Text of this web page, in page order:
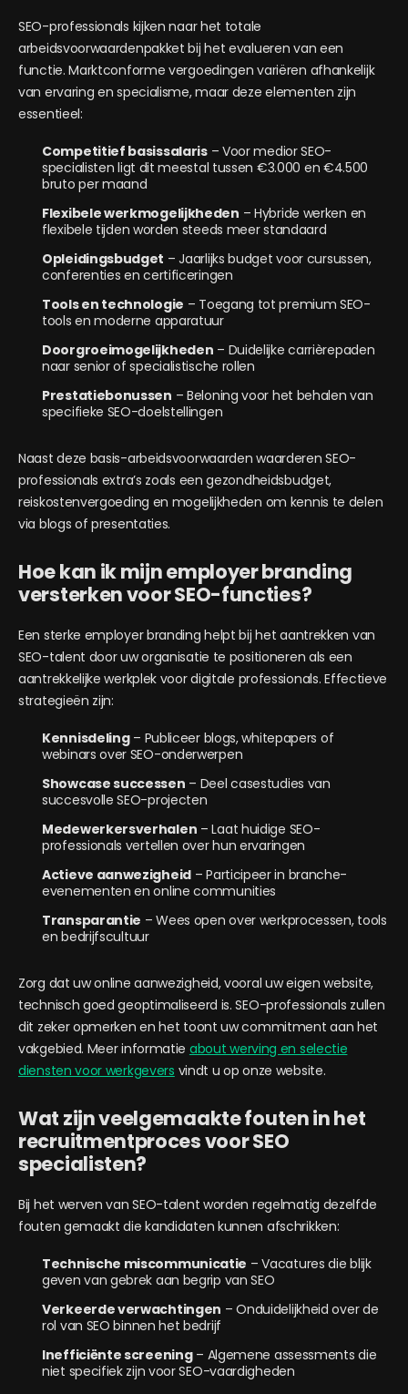
SEO-professionals kijken naar het totale
arbeidsvoorwaardenpakket bij het evalueren van een
functie. Marktconforme vergoedingen variëren afhankelijk
van ervaring en specialisme, maar deze elementen zijn
essentieel:
Competitief basissalaris– Voor medior SEO-
specialisten ligt dit meestal tussen €3.000 en €4.500
bruto per maand
Flexibele werkmogelijkheden – Hybride werken en
flexibele tijden worden steeds meer standaard
Opleidingsbudget – Jaarlijks budget voor cursussen,
conferenties en certificeringen
Tools en technologie – Toegang tot premium SEO-
tools en moderne apparatuur
Doorgroeimogelijkheden – Duidelijke carrièrepaden
naar senior of specialistische rollen
Prestatiebonussen – Beloning voor het behalen van
specifieke SEO-doelstellingen
Naast deze basis-arbeidsvoorwaarden waarderen SEO-
professionals extra’s zoals een gezondheidsbudget,
reiskostenvergoeding en mogelijkheden om kennis te delen
via blogs of presentaties.
Hoe kan ik mijn employer branding
versterken voor SEO-functies?
Een sterke employer branding helpt bij het aantrekken van
SEO-talent door uw organisatie te positioneren als een
aantrekkelijke werkplek voor digitale professionals. Effectieve
strategieën zijn:
Kennisdeling– Publiceer blogs, whitepapers of
webinars over SEO-onderwerpen
Showcase successen – Deel casestudies van
succesvolle SEO-projecten
Medewerkersverhalen – Laat huidige SEO-
professionals vertellen over hun ervaringen
Actieve aanwezigheid – Participeer in branche-
evenementen en online communities
Transparantie – Wees open over werkprocessen, tools
en bedrijfscultuur
Zorg dat uw online aanwezigheid, vooral uw eigen website,
technisch goed geoptimaliseerd is. SEO-professionals zullen
dit zeker opmerken en het toont uw commitment aan het
vakgebied. Meer informatie about werving en selectie
diensten voor werkgevers vindt u op onze website.
Wat zijn veelgemaakte fouten in het
recruitmentproces voor SEO
specialisten?
Bij het werven van SEO-talent worden regelmatig dezelfde
fouten gemaakt die kandidaten kunnen afschrikken:
Technische miscommunicatie – Vacatures die blijk
geven van gebrek aan begrip van SEO
Verkeerde verwachtingen – Onduidelijkheid over de
rol van SEO binnen het bedrijf
Inefficiënte screening– Algemene assessments die
niet specifiek zijn voor SEO-vaardigheden